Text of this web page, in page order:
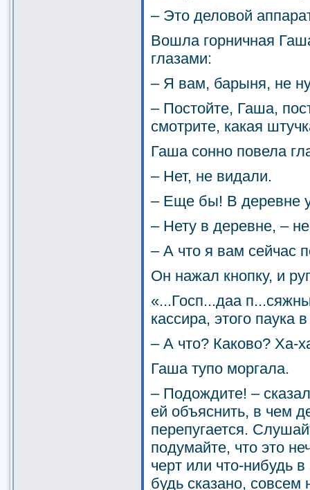
– Это деловой
Вошла горничная
глазами:
– Я вам, барыня, не
– Постойте, Гаша,
смотрите, какая
Гаша сонно повела
– Нет, не видали.
– Еще бы! В деревне у
– Нету в деревне, –
– А что я вам сейчас
Он нажал кнопку, и
«...Госп...даа
кассира, этого паука
– А что? Каково? Ха-
Гаша тупо моргала.
– Подождите! –
ей объяснить, в чем
перепугается.
подумайте, что это
черт или что-нибудь
будь сказано, совсем